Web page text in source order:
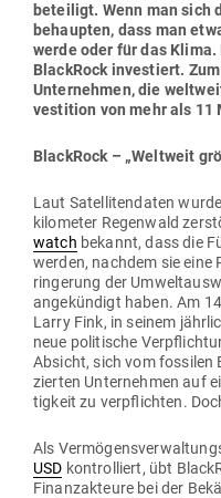
beteiligt. Wenn man sich
behaupten, dass man
werde oder für das
BlackRock inves­tiert.
Unter­nehmen, die
ves­tition von mehr als 11
BlackRock – „Weltweit
Laut Satel­li­ten­daten
ki­lo­meter Regenwald
watch bekannt, dass die
werden, nachdem sie
rin­gerung der
ange­kündigt haben. Am
Larry Fink, in seinem
neue poli­tische
Absicht, sich vom
zierten Unter­nehmen auf
tigkeit zu ver­pflichten.
Als
USD kon­trol­liert, übt
Finanz­ak­teure bei der